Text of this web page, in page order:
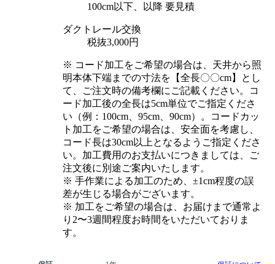
100cm以下、以降 要見積
ダクトレール交換
税抜3,000円
※ コード加工をご希望の場合は、天井から照
明本体下端までの寸法を【全長〇〇cm】とし
て、ご注文時の備考欄にご記載ください。コ
ード加工後の全長は5cm単位でご指定くださ
い（例：100cm、95cm、90cm）。コードカッ
ト加工をご希望の場合は、安全面を考慮し、
コード長は30cm以上となるようご指定くださ
い。加工費用のお支払いにつきましては、ご
注文後に別途ご案内いたします。
※ 手作業による加工のため、±1cm程度の誤
差が生じる場合がございます。
※ 加工をご希望の場合は、お届けまで通常よ
り2〜3週間程度お時間をいただいておりま
す。